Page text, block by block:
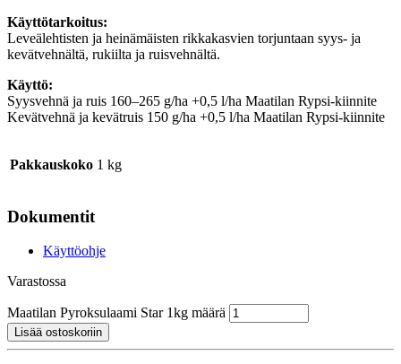
Käyttötarkoitus:
Leveälehtisten ja heinämäisten rikkakasvien torjuntaan syys- ja
kevätvehnältä, rukiilta ja ruisvehnältä.
Käyttö:
Syysvehnä ja ruis 160–265 g/ha +0,5 l/ha Maatilan Rypsi-kiinnite
Kevätvehnä ja kevätruis 150 g/ha +0,5 l/ha Maatilan Rypsi-kiinnite
Pakkauskoko 1 kg
Dokumentit
Käyttöohje
Varastossa
Maatilan Pyroksulaami Star 1kg määrä
Lisää ostoskoriin